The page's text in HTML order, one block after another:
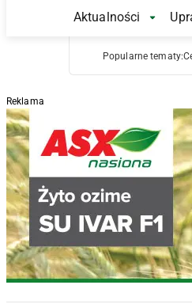
Aktualności
Popularne tematy:
Reklama